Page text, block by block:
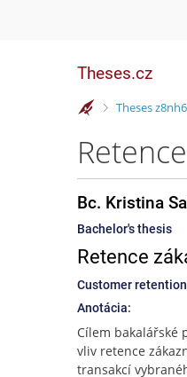
Theses.cz
>
Theses
Bc. Kristina
Bachelor's thesis
Retence
Customer
Anotácia:
Cílem bakalářské
vliv retence
transakcí